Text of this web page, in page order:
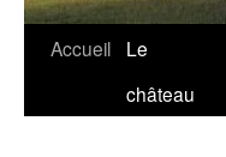
Accueil
Le
château